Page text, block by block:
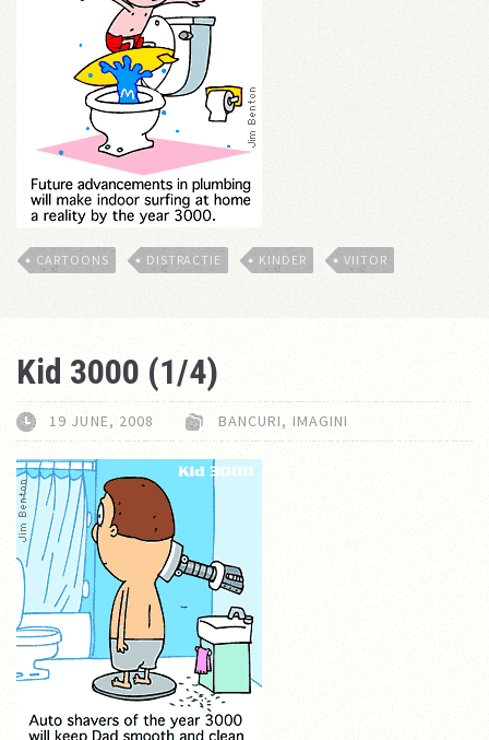
CARTOONS DISTRACTIE KINDER VIITOR
Kid 3000 (1/4)
19 JUNE, 2008 BANCURI, IMAGINI